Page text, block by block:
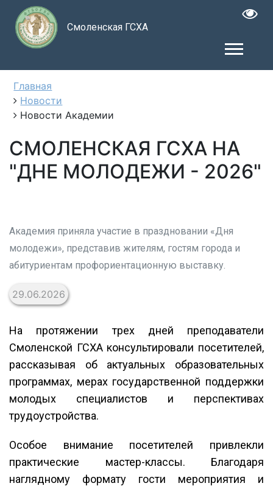
Смоленская ГСХА
Главная
Новости
Новости Академии
СМОЛЕНСКАЯ ГСХА НА
"ДНЕ МОЛОДЕЖИ - 2026"
Академия приняла участие в праздновании «Дня
молодежи», представив жителям, гостям города и
абитуриентам профориентационную выставку.
29.06.2026
На протяжении трех дней преподаватели
Смоленской ГСХА консультировали посетителей,
рассказывая об актуальных образовательных
программах, мерах государственной поддержки
молодых специалистов и перспективах
трудоустройства.
Особое внимание посетителей привлекли
практические мастер-классы. Благодаря
наглядному формату гости мероприятия и